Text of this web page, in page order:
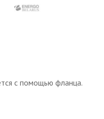
с помощью фланца.